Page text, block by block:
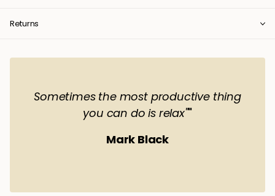
Returns
Sometimes the most productive thing
you can do is relax""
Mark Black